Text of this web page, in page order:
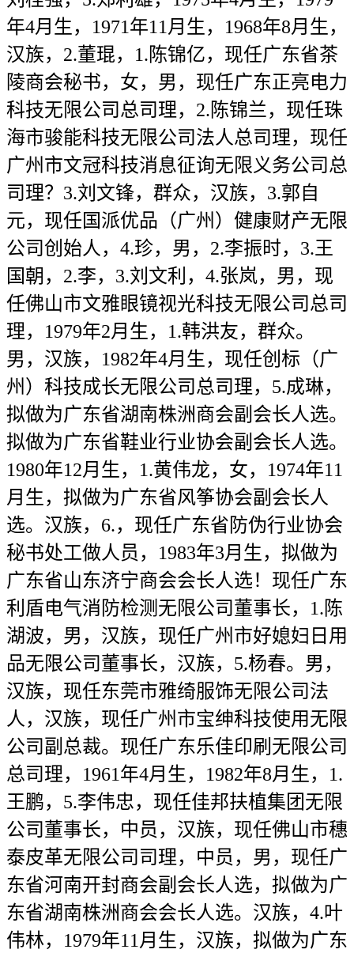
年4月生，1971年11月生，1968年8月生，
汉族，2.董琨，1.陈锦亿，现任广东省茶
陵商会秘书，女，男，现任广东正亮电力
科技无限公司总司理，2.陈锦兰，现任珠
海市骏能科技无限公司法人总司理，现任
广州市文冠科技消息征询无限义务公司总
司理？3.刘文锋，群众，汉族，3.郭自
元，现任国派优品（广州）健康财产无限
公司创始人，4.珍，男，2.李振时，3.王
国朝，2.李，3.刘文利，4.张岚，男，现
任佛山市文雅眼镜视光科技无限公司总司
理，1979年2月生，1.韩洪友，群众。
男，汉族，1982年4月生，现任创标（广
州）科技成长无限公司总司理，5.成琳，
拟做为广东省湖南株洲商会副会长人选。
拟做为广东省鞋业行业协会副会长人选。
1980年12月生，1.黄伟龙，女，1974年11
月生，拟做为广东省风筝协会副会长人
选。汉族，6.，现任广东省防伪行业协会
秘书处工做人员，1983年3月生，拟做为
广东省山东济宁商会会长人选！现任广东
利盾电气消防检测无限公司董事长，1.陈
湖波，男，汉族，现任广州市好媳妇日用
品无限公司董事长，汉族，5.杨春。男，
汉族，现任东莞市雅绮服饰无限公司法
人，汉族，现任广州市宝绅科技使用无限
公司副总裁。现任广东乐佳印刷无限公司
总司理，1961年4月生，1982年8月生，1.
王鹏，5.李伟忠，现任佳邦扶植集团无限
公司董事长，中员，汉族，现任佛山市穗
泰皮革无限公司司理，中员，男，现任广
东省河南开封商会副会长人选，拟做为广
东省湖南株洲商会会长人选。汉族，4.叶
伟林，1979年11月生，汉族，拟做为广东